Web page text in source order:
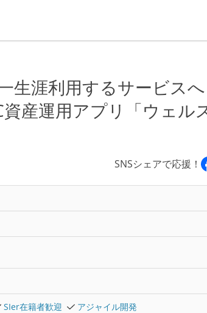
生涯利用するサービスへ
産運用アプリ「ウェル
SNSシェアで応援！
SIer在籍者歓迎
アジャイル開発